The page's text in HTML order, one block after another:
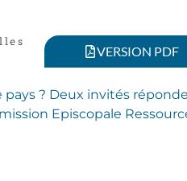
VERSION PDF
pays ? Deux invités
Episcopale